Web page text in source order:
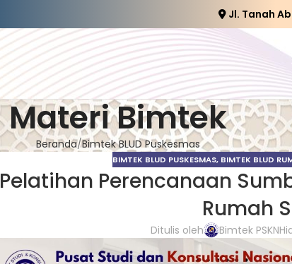
Jl. Tanah
Materi Bimtek
Beranda Bimtek BLUD Puskesmas
BIMTEK BLUD PUSKESMAS, BIMTEK BLUD
Pelatihan Perencanaan
Rumah
Ditulis oleh Bimtek PSKN